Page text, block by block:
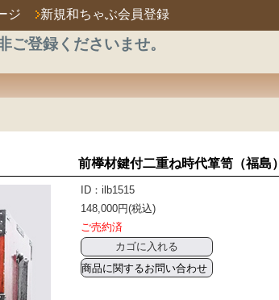
ジ 新規和ちゃぶ会員登録
登録くださいませ。
前﨔材鍵付二重ね時代箪笥（福島）
ID：ilb1515
148,000円(税込)
ご売約済
商品に関するお問い合わせ